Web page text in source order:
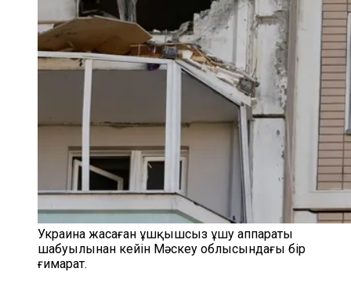
Украина жасаған ұшқышсыз ұшу аппараты
шабуылынан кейін Мәскеу облысындағы бір
ғимарат.